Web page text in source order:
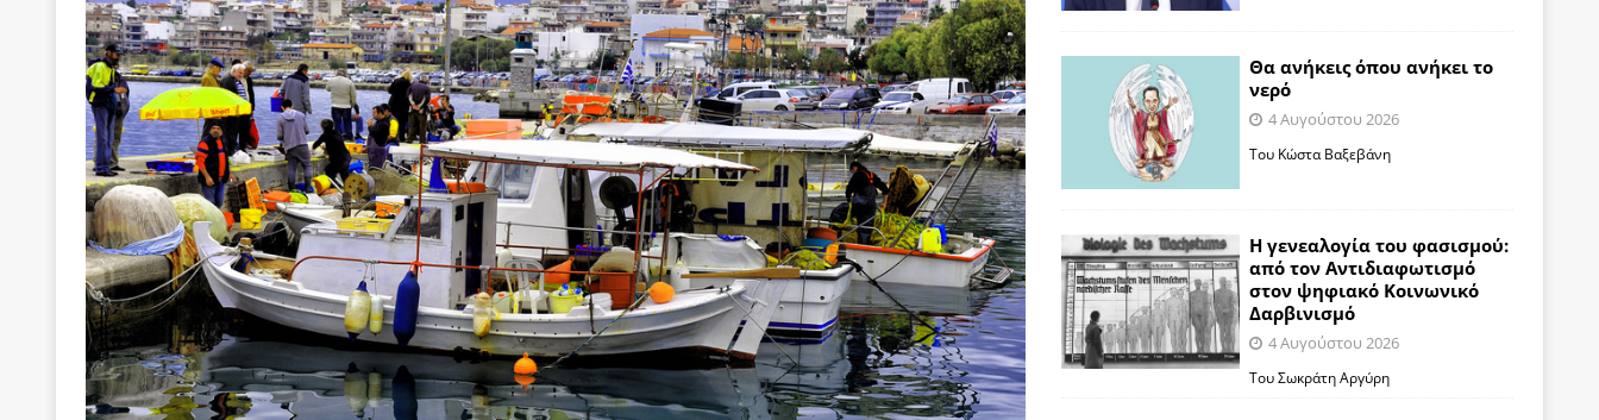
[ 22 Μαΐου 2020 ] Μακάριος Λαζαρίδης: Έργο!
ΠΡΟΣΩΠΟΓΡΑΦΙΕΣ
[ 5 Αυγούστου 2026 ] Κυριάκος Μητσοτάκης: Αναλγησίες
ΠΡΟΒΟΛΕΣ
[ 4 Αυγούστου 2026 ] Θα ανήκεις όπου ανήκει το νερό
ΑΝΑΓΝΩΣΕΙΣ
[ 4 Αυγούστου 2026 ]
Η γενεαλογία του φασισμού: από τον Αντιδιαφωτισμό στον ψηφιακό Κοινωνικό Δαρβινισμό
ΠΑΡΕΜΒΑΣΕΙΣ
[ 4 Αυγούστου 2026 ] Εφημερίδα «Εστία»: Όταν η δημοσιογραφία βάζει τα χέρια της και βγάζει τα μάτια της
ΑΠΟΨΕΙΣ
[ 4 Αυγούστου 2026 ]
Η συμφωνία πυρηνικής συνεργασίας ΗΠΑ-Σαουδικής Αραβίας
ΑΠΟΨΕΙΣ
[ 4 Αυγούστου 2026 ] Τα γεγονότα της Τηλλυρίας και το Σχέδιο Άτσεσον
ΑΠΟΨΕΙΣ
[ 4 Αυγούστου 2026 ] Tηλεοπτικοί “Mega-Fiers”…
ΑΠΟΨΕΙΣ
[ 4 Αυγούστου 2026 ] Κώστας Τσουκαλάς: Αντιπολίτευση
ΠΡΟΒΟΛΕΣ
Θα ανήκεις όπου ανήκει το
νερό
4 Αυγούστου 2026
Του Κώστα Βαξεβάνη
Η γενεαλογία του φασισμού:
από τον Αντιδιαφωτισμό
στον ψηφιακό Κοινωνικό
Δαρβινισμό
4 Αυγούστου 2026
Του Σωκράτη Αργύρη